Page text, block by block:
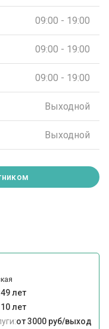
09:00 - 19:00
09:00 - 19:00
09:00 - 19:00
Выходной
Выходной
49 лет
лет
от 3000 руб/выход